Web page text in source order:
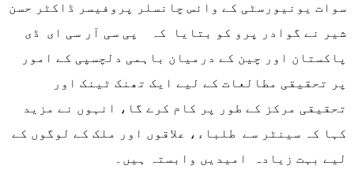
سوات یونیورسٹی کے وائس چانسلر پروفیسر ڈاکٹر حسن
شیر نے گوادر پرو کو بتایا کہ پی سی آر سی ای ڈی
پاکستان اور چین کے درمیان باہمی دلچسپی کے امور
پر تحقیقی مطالعات کے لیے ایک تھنک ٹینک اور
تحقیقی مرکز کے طور پر کام کرے گا، انہوں نے مزید
کہا کہ سینٹر سے طلباء، علاقوں اور ملک کے لوگوں کے
لیے بہت زیادہ امیدیں وابستہ ہیں۔